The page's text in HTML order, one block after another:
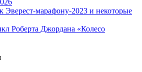
Эверест-марафону-2023 и некоторые
Роберта Джордана «Колесо